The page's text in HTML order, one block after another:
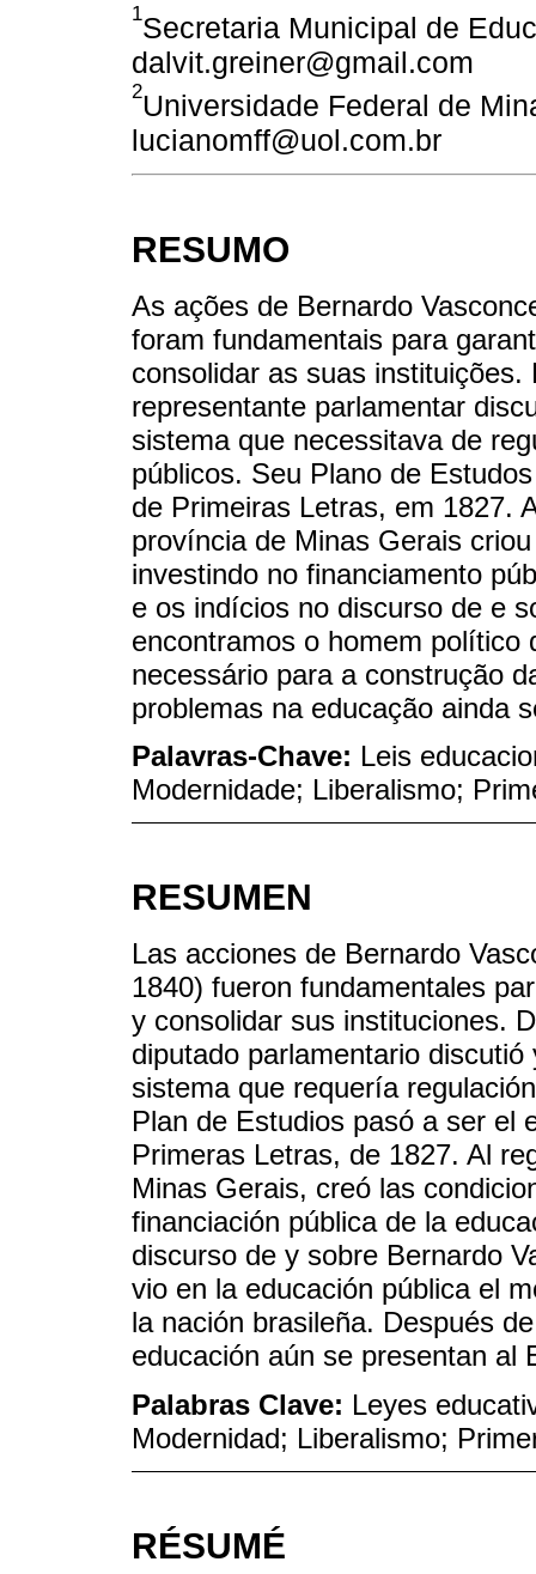
1Secretaria Municipal de
dalvit.greiner@gmail.com
2Universidade Federal de
lucianomff@uol.com.br
RESUMO
As ações de Bernardo
foram fundamentais para
consolidar as suas
representante parlamentar
sistema que necessitava de
públicos. Seu Plano de
de Primeiras Letras, em 1827.
província de Minas Gerais
investindo no financiamento
e os indícios no discurso de e
encontramos o homem político
necessário para a construção
problemas na educação ainda
Palavras-Chave: Leis
Modernidade; Liberalismo;
RESUMEN
Las acciones de Bernardo
1840) fueron fundamentales
y consolidar sus instituciones.
diputado parlamentario
sistema que requería
Plan de Estudios pasó a ser el
Primeras Letras, de 1827. Al
Minas Gerais, creó las
financiación pública de la
discurso de y sobre Bernardo
vio en la educación pública el
la nación brasileña. Después
educación aún se presentan al
Palabras Clave: Leyes
Modernidad; Liberalismo;
RÉSUMÉ